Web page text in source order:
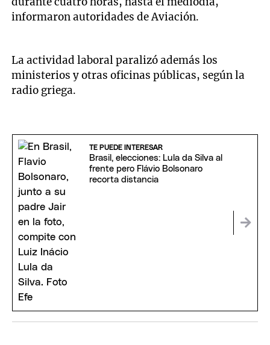
informaron autoridades de Aviación.
La actividad laboral paralizó además los
ministerios y otras oficinas públicas, según la
radio griega.
TE PUEDE INTERESAR
Brasil, elecciones: Lula da Silva al
frente pero Flávio Bolsonaro
recorta distancia